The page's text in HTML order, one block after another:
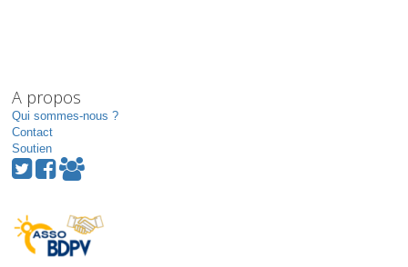
A propos
Qui sommes-nous ?
Contact
Soutien